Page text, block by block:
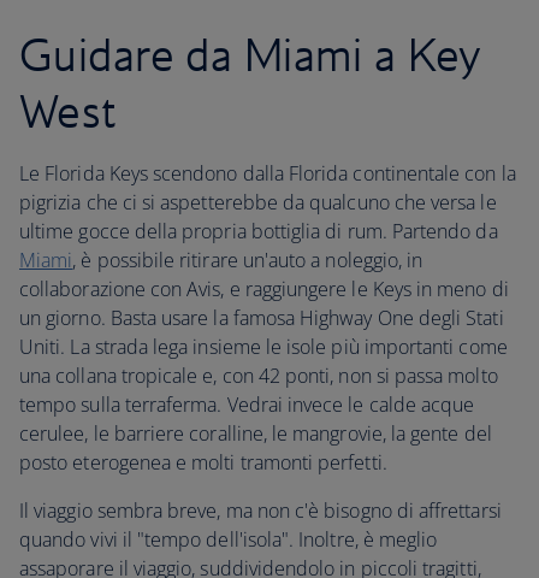
Guidare da Miami a Key
West
Le Florida Keys scendono dalla Florida continentale con la
pigrizia che ci si aspetterebbe da qualcuno che versa le
ultime gocce della propria bottiglia di rum. Partendo da
Miami, è possibile ritirare un'auto a noleggio, in
collaborazione con Avis, e raggiungere le Keys in meno di
un giorno. Basta usare la famosa Highway One degli Stati
Uniti. La strada lega insieme le isole più importanti come
una collana tropicale e, con 42 ponti, non si passa molto
tempo sulla terraferma. Vedrai invece le calde acque
cerulee, le barriere coralline, le mangrovie, la gente del
posto eterogenea e molti tramonti perfetti.
Il viaggio sembra breve, ma non c'è bisogno di affrettarsi
quando vivi il "tempo dell'isola". Inoltre, è meglio
assaporare il viaggio, suddividendolo in piccoli tragitti,